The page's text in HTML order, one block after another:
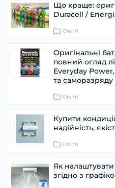
Що краще:
Duracell /
Статті
Оригінальні
повний огляд
Everyday
та саморазряду
Статті
Купити
надійність,
Статті
Як налаштувати
згідно з